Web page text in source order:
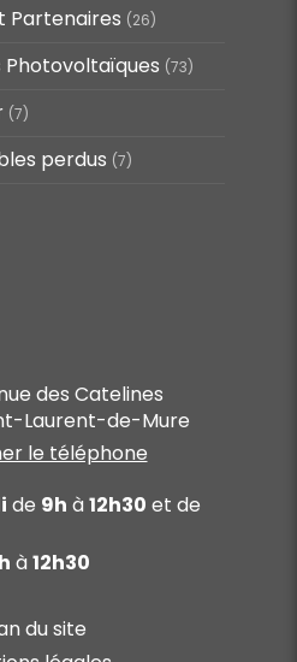
Partenaires (26)
Photovoltaïques (73)
(7)
perdus (7)
des Catelines
Laurent-de-Mure
le téléphone
de 9h à12h30 et de
à12h30
du site